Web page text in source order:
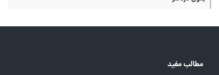
مطالب مفید